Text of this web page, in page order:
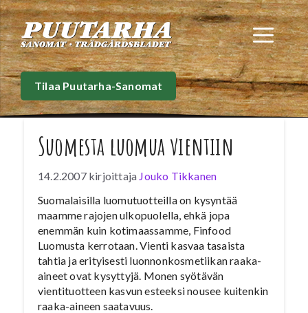
Siirry
sisältöön
Tilaa Puutarha-Sanomat
Suomesta luomua vientiin
14.2.2007 kirjoittaja Jouko Tikkanen
Suomalaisilla luomutuotteilla on kysyntää
maamme rajojen ulkopuolella, ehkä jopa
enemmän kuin kotimaassamme, Finfood
Luomusta kerrotaan. Vienti kasvaa tasaista
tahtia ja erityisesti luonnonkosmetiikan raaka-
aineet ovat kysyttyjä. Monen syötävän
vientituotteen kasvun esteeksi nousee kuitenkin
raaka-aineen saatavuus.